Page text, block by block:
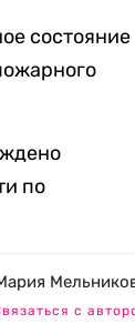
состояние
по
с